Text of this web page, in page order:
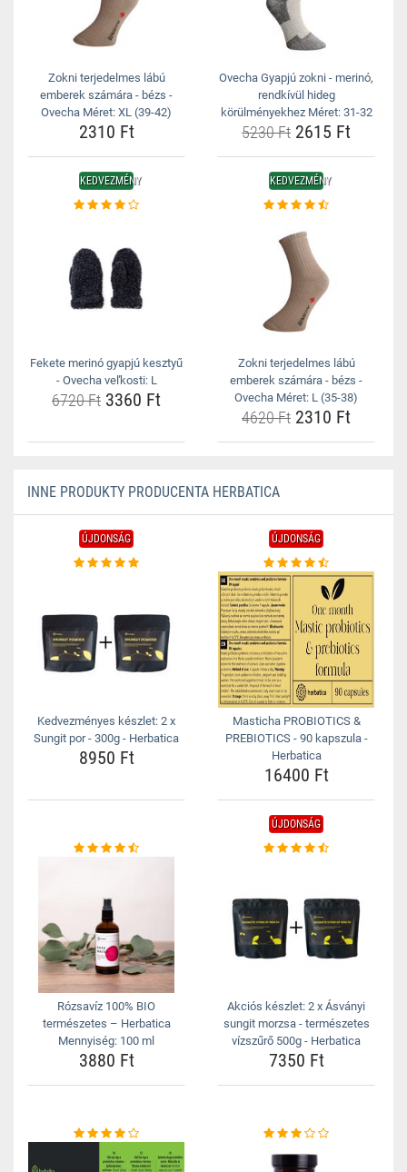
Zokni terjedelmes lábú
emberek számára - bézs -
Ovecha Méret: XL (39-42)
2310 Ft
Ovecha Gyapjú zokni - merinó,
rendkívül hideg
körülményekhez Méret: 31-32
5230 Ft 2615 Ft
KEDVEZMÉNY
Fekete merinó gyapjú kesztyű
- Ovecha veľkosti: L
6720 Ft 3360 Ft
KEDVEZMÉNY
Zokni terjedelmes lábú
emberek számára - bézs -
Ovecha Méret: L (35-38)
4620 Ft 2310 Ft
INNE PRODUKTY PRODUCENTA HERBATICA
ÚJDONSÁG
Kedvezményes készlet: 2 x
Sungit por - 300g - Herbatica
8950 Ft
ÚJDONSÁG
Masticha PROBIOTICS &
PREBIOTICS - 90 kapszula -
Herbatica
16400 Ft
Rózsavíz 100% BIO
természetes – Herbatica
Mennyiség: 100 ml
3880 Ft
ÚJDONSÁG
Akciós készlet: 2 x Ásványi
sungit morzsa - természetes
vízszűrő 500g - Herbatica
7350 Ft